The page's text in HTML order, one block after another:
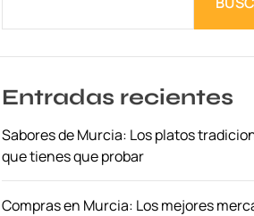
Entradas recientes
Sabores de Murcia: Los platos
que tienes que probar
Compras en Murcia: Los mejores